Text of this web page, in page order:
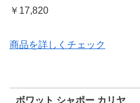
￥17,820
商品を詳しくチェック
ボワット シャポー カリヤ